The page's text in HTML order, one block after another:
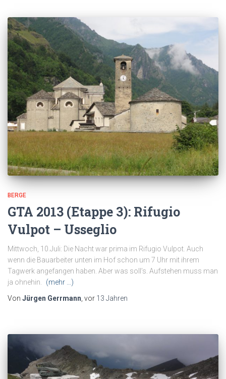
BERGE
GTA 2013 (Etappe 3): Rifugio
Vulpot – Usseglio
Mittwoch, 10.Juli: Die Nacht war prima im Rifugio Vulpot. Auch
wenn die Bauarbeiter unten im Hof schon um 7 Uhr mit ihrem
Tagwerk angefangen haben. Aber was soll’s. Aufstehen muss man
ja ohnehin.
(mehr …)
Von Jürgen Gerrmann , vor 13 Jahren